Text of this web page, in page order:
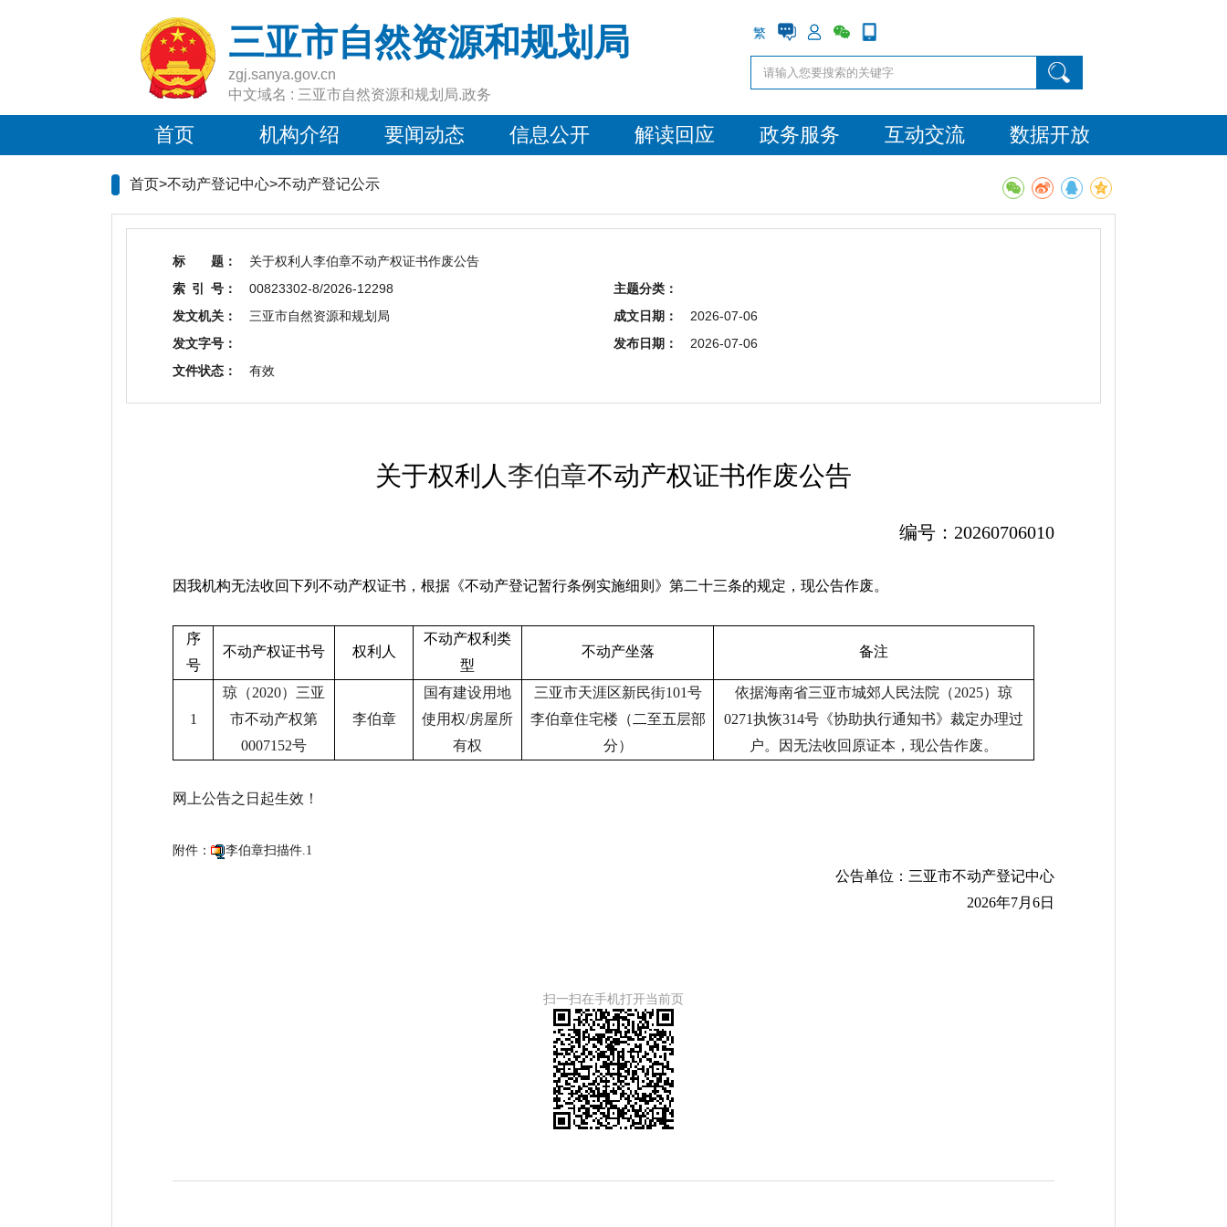
三亚市自然资源和规划局
zgj.sanya.gov.cn
中文域名 : 三亚市自然资源和规划局.政务
繁
首页 机构介绍 要闻动态 信息公开 解读回应 政务服务 互动交流 数据开放
首页>不动产登记中心>不动产登记公示
标 题：
关于权利人李伯章不动产权证书作废公告
索 引 号：
00823302-8/2026-12298
主题分类：
发文机关：
三亚市自然资源和规划局 成文日期：
2026-07-06
发文字号：
发布日期：
2026-07-06
文件状态：
有效
关于权利人李伯章不动产权证书作废公告
编号： 20260706010
因我机构无法收回下列不动产权证书，根据《不动产登记暂行条例实施细则》第二十三条的规定，现公告作废。
序
号
不动产权证书号 权利人
不动产权利类
型
不动产坐落 备注
1
琼（2020）三亚
市不动产权第
0007152号
李伯章
国有建设用地
使用权/房屋所
有权
三亚市天涯区新民街101号
李伯章住宅楼（二至五层部
分）
依据海南省三亚市城郊人民法院（2025）琼
0271执恢314号《协助执行通知书》 裁定办理过
户。 因无法收回原证本，现公告作废。
网上公告之日起生效！
附件： 李伯章扫描件.1
公告单位：三亚市不动产登记中心
2026年7月 6日
扫一扫在手机打开当前页